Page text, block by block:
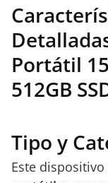
Portátil
512GB
Tipo y
Este